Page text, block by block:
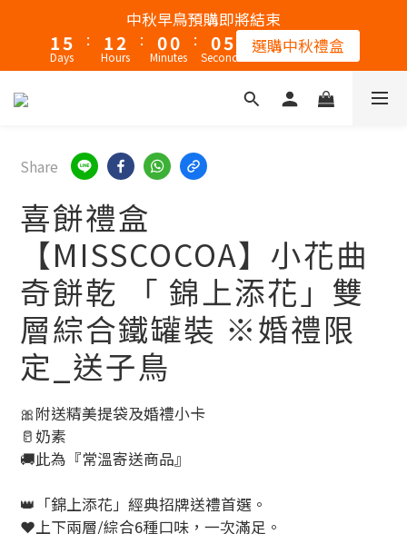
中秋早鳥預購即將結束
1
0
5
4
0
Days
:
1
0
2
1
Hours
:
1
0
1
0
Minutes
:
1
0
5
4
3
Seconds
選購中秋禮盒
Share
喜餅禮盒
【MISSCOCOA】小花曲
奇餅乾 「 錦上添花」雙
層綜合鐵罐裝 ※婚禮限
定_送子鳥
🎀附送精美提袋及婚禮小卡
🥛奶素
🚚此為『常溫寄送商品』
👑「錦上添花」經典招牌送禮首選。
❤️上下兩層/綜合6種口味，一次滿足。